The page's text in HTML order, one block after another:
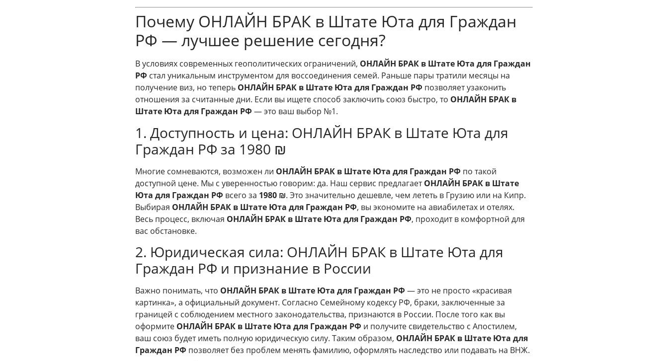
Почему ОНЛАЙН БРАК в Штате Юта для Граждан
РФ — лучшее решение сегодня?
В условиях современных геополитических ограничений, ОНЛАЙН БРАК в Штате Юта для Граждан
РФ стал уникальным инструментом для воссоединения семей. Раньше пары тратили месяцы на
получение виз, но теперь ОНЛАЙН БРАК в Штате Юта для Граждан РФ позволяет узаконить
отношения за считанные дни. Если вы ищете способ заключить союз быстро, то ОНЛАЙН БРАК в
Штате Юта для Граждан РФ — это ваш выбор №1.
1. Доступность и цена: ОНЛАЙН БРАК в Штате Юта для
Граждан РФ за 1980 ₪
Многие сомневаются, возможен ли ОНЛАЙН БРАК в Штате Юта для Граждан РФ по такой
доступной цене. Мы с уверенностью говорим: да. Наш сервис предлагаетОНЛАЙН БРАК в Штате
Юта для Граждан РФ всего за 1980 ₪. Это значительно дешевле, чем лететь в Грузию или на Кипр.
Выбирая ОНЛАЙН БРАК в Штате Юта для Граждан РФ, вы экономите на авиабилетах и отелях.
Весь процесс, включая ОНЛАЙН БРАК в Штате Юта для Граждан РФ, проходит в комфортной для
вас обстановке.
2. Юридическая сила: ОНЛАЙН БРАК в Штате Юта для
Граждан РФ и признание в России
Важно понимать, что ОНЛАЙН БРАК в Штате Юта для Граждан РФ — это не просто «красивая
картинка», а официальный документ. Согласно Семейному кодексу РФ, браки, заключенные за
границей с соблюдением местного законодательства, признаются в России. После того как вы
оформите ОНЛАЙН БРАК в Штате Юта для Граждан РФ и получите свидетельство с Апостилем,
ваш союз будет иметь полную юридическую силу. Таким образом, ОНЛАЙН БРАК в Штате Юта для
Граждан РФ позволяет без проблем менять фамилию, оформлять наследство или подавать на ВНЖ.